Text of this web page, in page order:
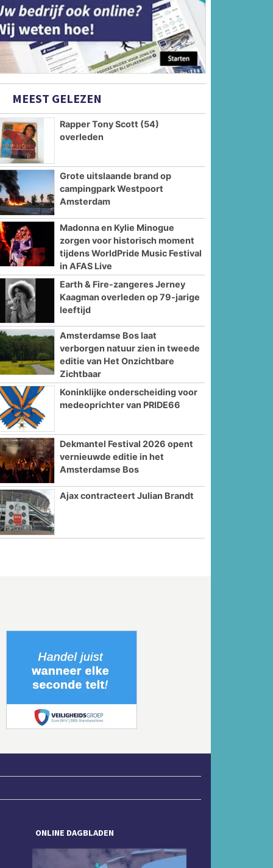
MEEST GELEZEN
Rapper Tony Scott (54)
overleden
Grote uitslaande brand op
campingpark Westpoort
Amsterdam
Madonna en Kylie Minogue
zorgen voor historisch moment
tijdens WorldPride Music Festival
in AFAS Live
Earth & Fire-zangeres Jerney
Kaagman overleden op 79-jarige
leeftijd
Amsterdamse Bos laat
verborgen natuur zien in tweede
editie van Het Onzichtbare
Zichtbaar
Koninklijke onderscheiding voor
medeoprichter van PRIDE66
Dekmantel Festival 2026 opent
vernieuwde editie in het
Amsterdamse Bos
Ajax contracteert Julian Brandt
ONLINE DAGBLADEN